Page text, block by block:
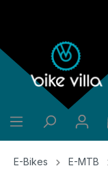
E-Bikes E-MTB